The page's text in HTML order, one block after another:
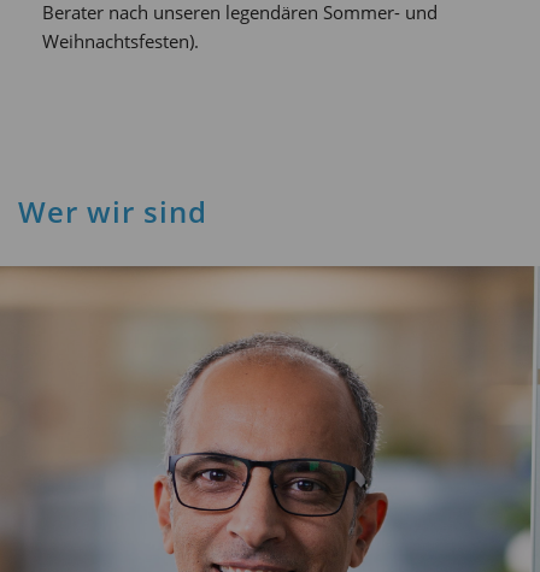
Berater nach unseren legendären Sommer- und
Weihnachtsfesten).
Wer wir sind